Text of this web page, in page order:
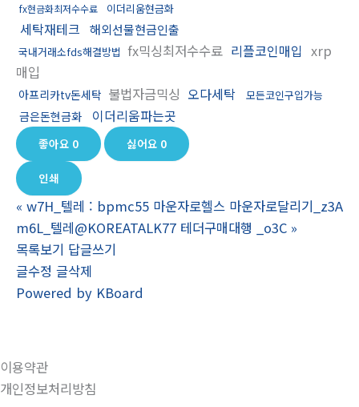
fx현금화최저수수료 이더리움현금화
세탁재테크 해외선물현금인출
국내거래소fds해결방법 fx믹싱최저수수료 리플코인매입 xrp
매입
아프리카tv돈세탁 불법자금믹싱 오다세탁 모든코인구입가능
금은돈현금화 이더리움파는곳
좋아요 0 싫어요 0
인쇄
« w7H_텔레 : bpmc55 마운자로헬스 마운자로달리기_z3A
m6L_텔레@KOREATALK77 테더구매대행 _o3C »
목록보기 답글쓰기
글수정 글삭제
Powered by KBoard
이용약관
개인정보처리방침